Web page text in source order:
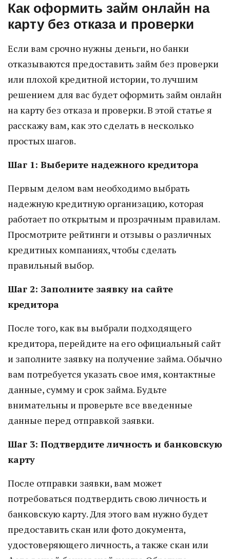
Как оформить займ онлайн на
карту без отказа и проверки
Если вам срочно нужны деньги, но банки
отказываются предоставить займ без проверки
или плохой кредитной истории, то лучшим
решением для вас будет оформить займ онлайн
на карту без отказа и проверки. В этой статье я
расскажу вам, как это сделать в несколько
простых шагов.
Шаг 1: Выберите надежного кредитора
Первым делом вам необходимо выбрать
надежную кредитную организацию, которая
работает по открытым и прозрачным правилам.
Просмотрите рейтинги и отзывы о различных
кредитных компаниях, чтобы сделать
правильный выбор.
Шаг 2: Заполните заявку на сайте
кредитора
После того, как вы выбрали подходящего
кредитора, перейдите на его официальный сайт
и заполните заявку на получение займа. Обычно
вам потребуется указать свое имя, контактные
данные, сумму и срок займа. Будьте
внимательны и проверьте все введенные
данные перед отправкой заявки.
Шаг 3: Подтвердите личность и банковскую
карту
После отправки заявки, вам может
потребоваться подтвердить свою личность и
банковскую карту. Для этого вам нужно будет
предоставить скан или фото документа,
удостоверяющего личность, а также скан или